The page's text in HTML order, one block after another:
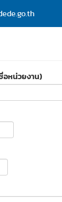
อหน่วยงาน)